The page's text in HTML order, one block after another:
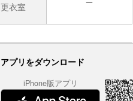
更衣室
アプリをダウンロード
iPhone版アプリ